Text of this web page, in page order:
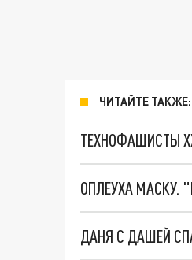
ЧИТАЙТЕ ТАКЖЕ:
ТЕХНОФАШИСТЫ
ОПЛЕУХА МАСКУ.
ДАНЯ С ДАШЕЙ